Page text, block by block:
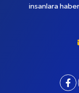
insanlara